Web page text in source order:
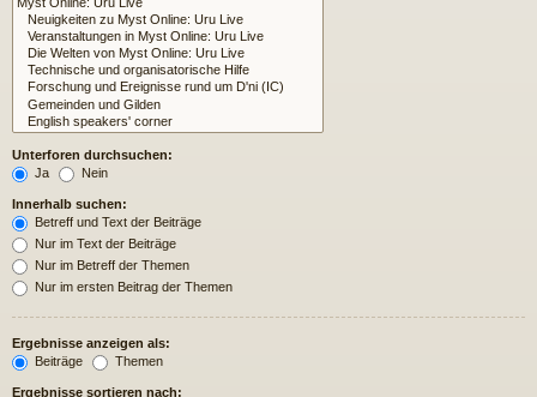
Unterforen durchsuchen:
Ja
Nein
Innerhalb suchen:
Betreff und Text der Beiträge
Nur im Text der Beiträge
Nur im Betreff der Themen
Nur im ersten Beitrag der Themen
Ergebnisse anzeigen als:
Beiträge
Themen
Ergebnisse sortieren nach: